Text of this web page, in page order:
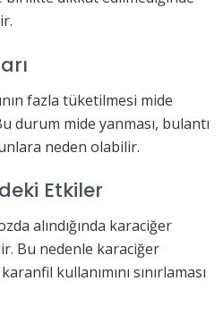
fazla tüketilmesi mide
durum mide yanması, bulantı
neden olabilir.
Etkiler
alındığında karaciğer
Bu nedenle karaciğer
kullanımını sınırlaması